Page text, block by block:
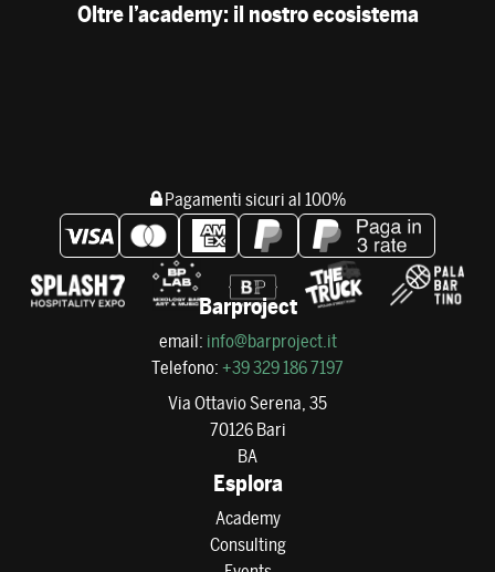
Oltre l’academy: il nostro ecosistema
Pagamenti sicuri al 100%
Barproject
email: info@barproject.it
Telefono: +39 329 186 7197
Via Ottavio Serena, 35
70126 Bari
BA
Esplora
Academy
Consulting